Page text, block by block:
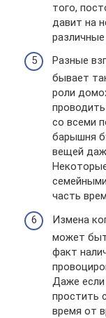
того,
давит на
Разные
бывает
роли
со всеми
барышня
вещей
часть
Измена
может
факт
Даже
простить
время от